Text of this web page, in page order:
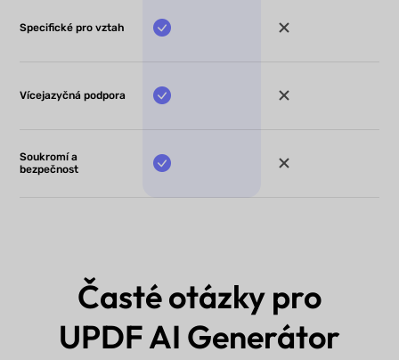
Specifické pro vztah
Vícejazyčná podpora
Soukromí a
bezpečnost
Časté otázky pro
UPDF AI Generátor